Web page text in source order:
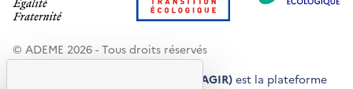
© ADEME 2026 - Tous droits réservés
Agir pour la transition écologique (AGIR) est la plateforme